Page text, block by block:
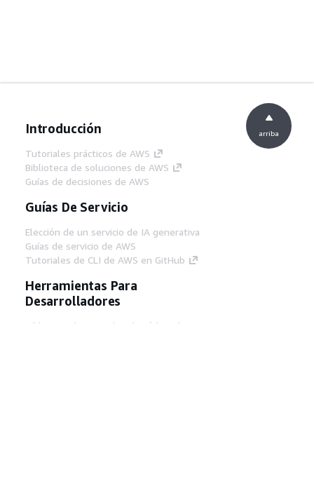
Introducción
Tutoriales prácticos de AWS
Biblioteca de soluciones de AWS
Guías de decisiones de AWS
Guías De Servicio
Elección de un servicio de IA generativa
Guías de servicio de AWS
Tutoriales de CLI de AWS en GitHub
Herramientas Para
Desarrolladores
Biblioteca de ejemplos de código de AWS
arriba